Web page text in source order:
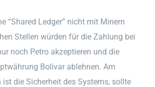
“Shared Ledger” nicht mit Minern
Stellen würden für die Zahlung bei
noch Petro akzeptieren und die
Bolivar ablehnen. Am
die Sicherheit des Systems, sollte